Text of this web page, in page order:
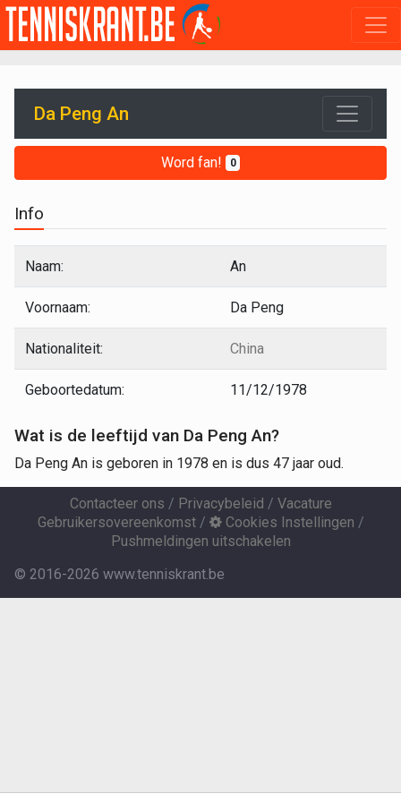
Da Peng An
Word fan! 0
Info
Naam: An
Voornaam: Da Peng
Nationaliteit: China
Geboortedatum: 11/12/1978
Wat is de leeftijd van Da Peng An?
Da Peng An is geboren in 1978 en is dus 47 jaar oud.
Contacteer ons / Privacybeleid / Vacature
Gebruikersovereenkomst/ Cookies Instellingen /
Pushmeldingen uitschakelen
© 2016-2026 www.tenniskrant.be